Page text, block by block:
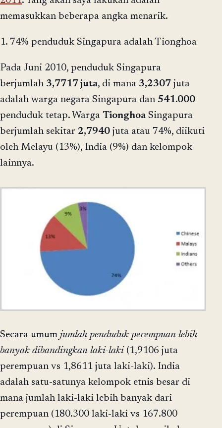
memasukkan beberapa angka menarik.
1. 74% penduduk Singapura adalah Tionghoa
Pada Juni 2010, penduduk Singapura
berjumlah 3,7717 juta, di mana 3,2307 juta
adalah warga negara Singapura dan 541.000
penduduk tetap. Warga TionghoaSingapura
berjumlah sekitar 2,7940 juta atau 74%, diikuti
oleh Melayu (13%), India (9%) dan kelompok
lainnya.
Secara umum jumlah penduduk perempuan lebih
banyak dibandingkan laki-laki (1,9106 juta
perempuan vs 1,8611 juta laki-laki). India
adalah satu-satunya kelompok etnis besar di
mana jumlah laki-laki lebih banyak dari
perempuan (180.300 laki-laki vs 167.800